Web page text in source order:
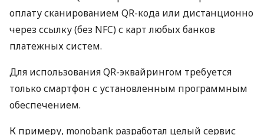
оплату сканированием QR-кода или дистанционно
через ссылку (без NFC) с карт любых банков
платежных систем.
Для использования QR-эквайрингом требуется
только смартфон с установленным программным
обеспечением.
К примеру, monobank разработал целый сервис